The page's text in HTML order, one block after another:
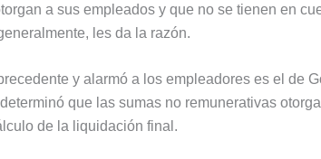
a sus empleados y que no se tienen en
les da la razón.
y alarmó a los empleadores es el de
que las sumas no remunerativas
de la liquidación final.